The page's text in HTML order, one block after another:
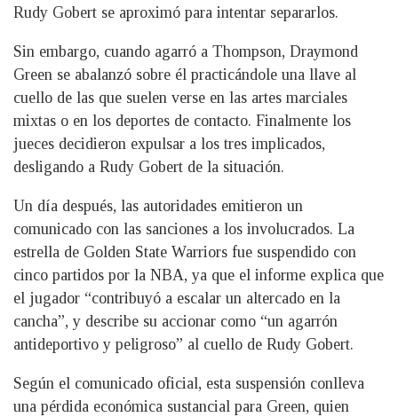
Rudy Gobert se aproximó para intentar separarlos.
Sin embargo, cuando agarró a Thompson, Draymond
Green se abalanzó sobre él practicándole una llave al
cuello de las que suelen verse en las artes marciales
mixtas o en los deportes de contacto. Finalmente los
jueces decidieron expulsar a los tres implicados,
desligando a Rudy Gobert de la situación.
Un día después, las autoridades emitieron un
comunicado con las sanciones a los involucrados. La
estrella de Golden State Warriors fue suspendido con
cinco partidos por la NBA, ya que el informe explica que
el jugador “contribuyó a escalar un altercado en la
cancha”, y describe su accionar como “un agarrón
antideportivo y peligroso” al cuello de Rudy Gobert.
Según el comunicado oficial, esta suspensión conlleva
una pérdida económica sustancial para Green, quien